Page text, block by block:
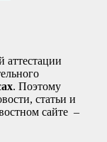
аттестации
. Поэтому
статьи и
сайте –